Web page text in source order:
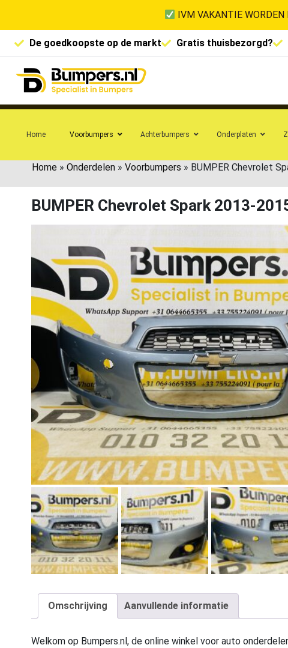
IVM VAKANTIE
De goedkoopste op de markt Gratis thuisbezorgd?
Home Voorbumpers Achterbumpers Onderplaten
Home » Onderdelen » Voorbumpers » BUMPER Chevrolet
BUMPER Chevrolet Spark 2013-
Omschrijving Aanvullende informatie
Welkom op Bumpers.nl, de online winkel voor auto